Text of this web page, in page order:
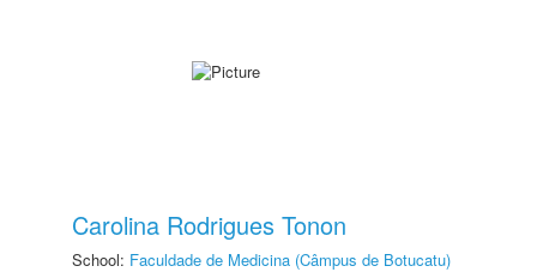
Carolina Rodrigues Tonon
School: Faculdade de Medicina (Câmpus de Botucatu)